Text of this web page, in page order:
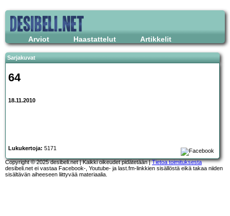
Arviot Haastattelut Artikkelit
Sarjakuvat
64
18.11.2010
Lukukertoja: 5171
Copyright © 2025 desibeli.net | Kaikki oikeudet pidätetään |Tietoa toimituksesta
desibeli.net ei vastaa Facebook-, Youtube- ja last.fm-linkkien sisällöstä eikä takaa niiden
sisältävän aiheeseen liittyvää materiaalia.